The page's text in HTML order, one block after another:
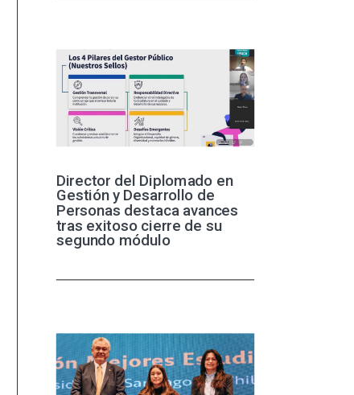
Director del Diplomado en
Gestión y Desarrollo de
Personas destaca avances
tras exitoso cierre de su
segundo módulo